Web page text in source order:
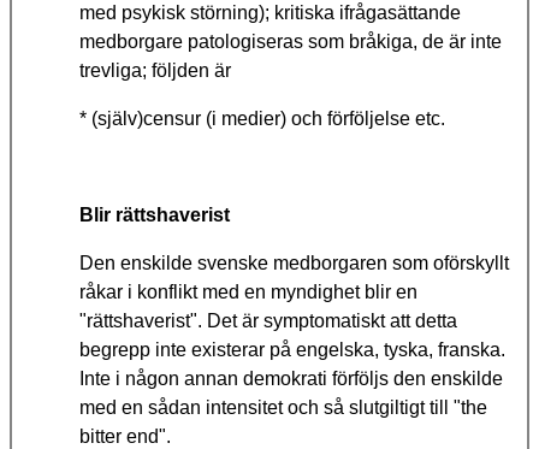
med psykisk störning); kritiska ifrågasättande
medborgare patologiseras som bråkiga, de är inte
trevliga; följden är
* (själv)censur (i medier) och förföljelse etc.
Blir rättshaverist
Den enskilde svenske medborgaren som oförskyllt
råkar i konflikt med en myndighet blir en
"rättshaverist". Det är symptomatiskt att detta
begrepp inte existerar på engelska, tyska, franska.
Inte i någon annan demokrati förföljs den enskilde
med en sådan intensitet och så slutgiltigt till "the
bitter end".